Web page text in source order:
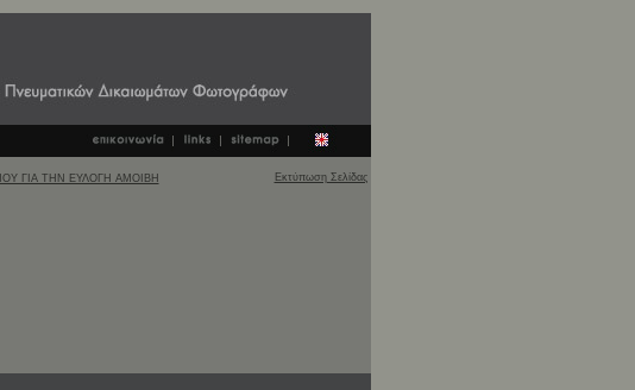
ΓΙΑ ΤΗΝ ΕΥΛΟΓΗ ΑΜΟΙΒΗ Εκτύπωση Σελίδας